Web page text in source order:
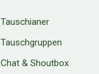
Tauschianer
Tauschgruppen
Chat & Shoutbox